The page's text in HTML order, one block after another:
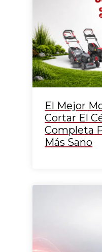
El Mejor
Cortar El
Completa
Más Sano